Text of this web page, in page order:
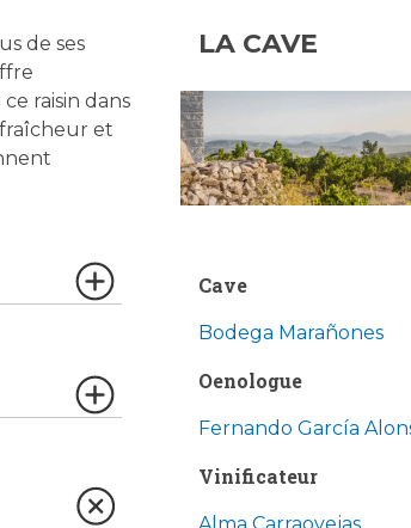
de ses
raisin dans
et
LA CAVE
Cave
Bodega Marañones
Oenologue
Fernando García
Vinificateur